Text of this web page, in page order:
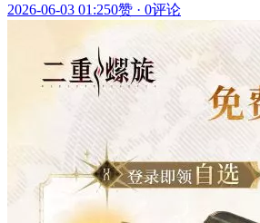
2026-06-03 01:250赞 · 0评论